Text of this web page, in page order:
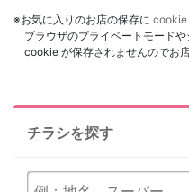
※お気に入りのお店の保存に cookie
ブラウザのプライベートモード
cookie が保存されませんのでお
チラシを探す